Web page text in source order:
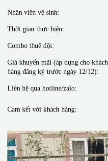
Nhân viên vệ sinh:
Thời gian thực hiện:
Combo thuê đội:
Giá khuyến mãi (áp dụng cho khách
hàng đăng ký trước ngày 12/12):
Liên hệ qua hotline/zalo:
Cam kết với khách hàng: